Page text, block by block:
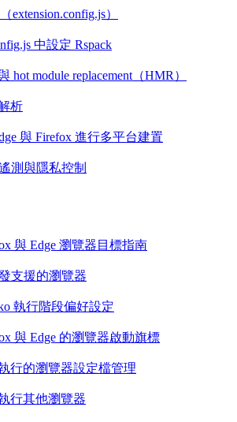
extension.config.js）
中設定 Rspack
hot module replacement（HMR）
析
與 Firefox 進行多平台建置
測與隱私控制
與 Edge 瀏覽器目標指南
支援的瀏覽器
執行階段偏好設定
與 Edge 的瀏覽器啟動旗標
行的瀏覽器設定檔管理
行其他瀏覽器